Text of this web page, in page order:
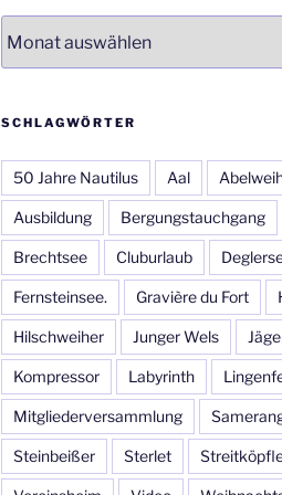
SCHLAGWÖRTER
50 Jahre Nautilus Aal
Ausbildung Bergungstauchgang
Brechtsee Cluburlaub
Fernsteinsee. Gravière du Fort
Hilschweiher Junger Wels
Kompressor Labyrinth
Mitgliederversammlung
Steinbeißer Sterlet